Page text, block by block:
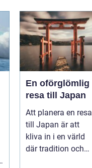
En oförglömlig
resa till Japan
Att planera en resa
till Japan är att
kliva in i en värld
där tradition och